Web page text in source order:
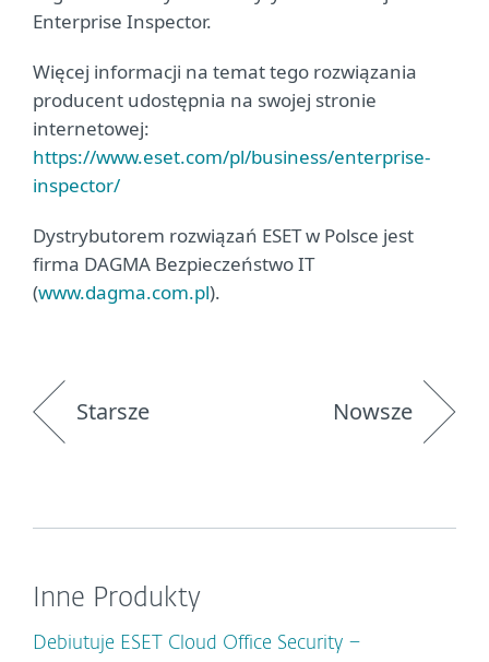
Enterprise Inspector.
Więcej informacji na temat tego rozwiązania
producent udostępnia na swojej stronie
internetowej:
https://www.eset.com/pl/business/enterprise-
inspector/
Dystrybutorem rozwiązań ESET w Polsce jest
firma DAGMA Bezpieczeństwo IT
(www.dagma.com.pl).
Starsze Nowsze
Inne Produkty
Debiutuje ESET Cloud Office Security –